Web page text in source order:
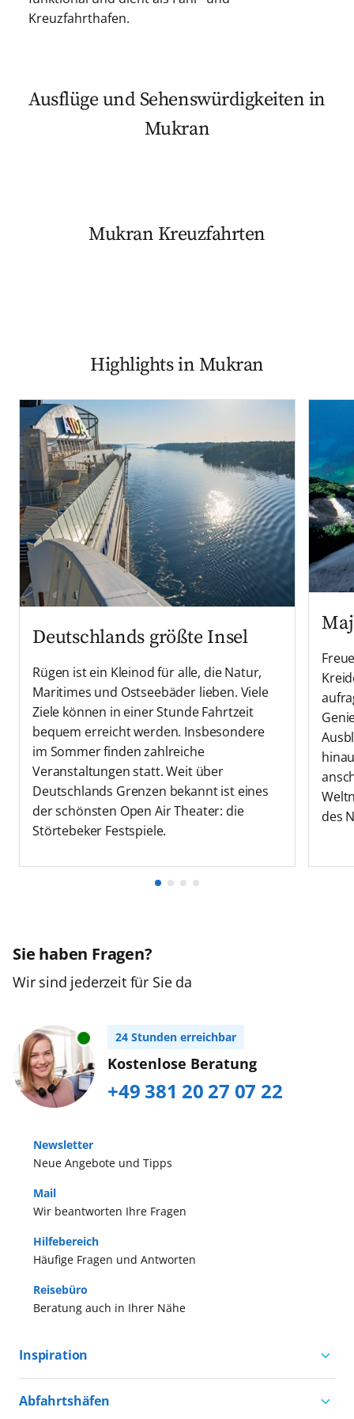
Kreuzfahrthafen.
Ausflüge und Sehenswürdigkeiten in
Mukran
Mukran Kreuzfahrten
Highlights in Mukran
Deutschlands größte Insel
Rügen ist ein Kleinod für alle, die Natur,
Maritimes und Ostseebäder lieben. Viele
Ziele können in einer Stunde Fahrtzeit
bequem erreicht werden. Insbesondere
im Sommer finden zahlreiche
Veranstaltungen statt. Weit über
Deutschlands Grenzen bekannt ist eines
der schönsten Open Air Theater: die
Störtebeker Festspiele.
des
Sie haben Fragen?
Wir sind jederzeit für Sie da
24 Stunden erreichbar
Kostenlose Beratung
+49 381 20 27 07 22
Neue Angebote und Tipps
Newsletter
Häufige Fragen und Antworten
Hilfebereich
Wir beantworten Ihre Fragen
Mail
Beratung auch in Ihrer Nähe
Reisebüro
Inspiration
Aktivurlaub mit AIDA
Abfahrtshäfen